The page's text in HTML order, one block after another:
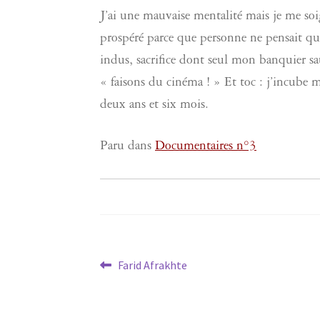
J’ai une mauvaise mentalité mais je me
prospéré parce que personne ne pensait
indus, sacrifice dont seul mon banquier
« faisons du cinéma ! » Et toc : j’incube
deux ans et six mois.
Paru dansDocumentaires n°3
Navigation
Article
Farid Afrakhte